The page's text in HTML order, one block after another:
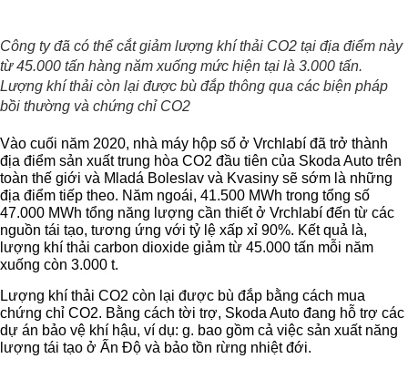
Công ty đã có thể cắt giảm lượng khí thải CO2 tại địa điểm này
từ 45.000 tấn hàng năm xuống mức hiện tại là 3.000 tấn.
Lượng khí thải còn lại được bù đắp thông qua các biện pháp
bồi thường và chứng chỉ CO2
Vào cuối năm 2020, nhà máy hộp số ở Vrchlabí đã trở thành
địa điểm sản xuất trung hòa CO2 đầu tiên của Skoda Auto trên
toàn thế giới và Mladá Boleslav và Kvasiny sẽ sớm là những
địa điểm tiếp theo. Năm ngoái, 41.500 MWh trong tổng số
47.000 MWh tổng năng lượng cần thiết ở Vrchlabí đến từ các
nguồn tái tạo, tương ứng với tỷ lệ xấp xỉ 90%. Kết quả là,
lượng khí thải carbon dioxide giảm từ 45.000 tấn mỗi năm
xuống còn 3.000 t.
Lượng khí thải CO2 còn lại được bù đắp bằng cách mua
chứng chỉ CO2. Bằng cách tời trợ, Skoda Auto đang hỗ trợ các
dự án bảo vệ khí hậu, ví dụ: g. bao gồm cả việc sản xuất năng
lượng tái tạo ở Ấn Độ và bảo tồn rừng nhiệt đới.